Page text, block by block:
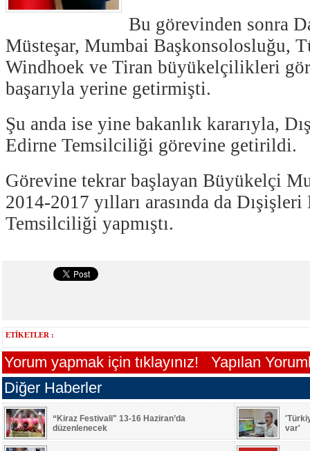
Bu görevinden sonra
Müsteşar, Mumbai Başkonsolosluğu,
Windhoek ve Tiran büyükelçilikleri
başarıyla yerine getirmişti.
Şu anda ise yine bakanlık kararıyla,
Edirne Temsilciliği görevine getirildi.
Görevine tekrar başlayan Büyükelçi
2014-2017 yılları arasında da Dışişleri
Temsilciliği yapmıştı.
ETİKETLER :
Yorum yapmak için tıklayınız!
Yapılan
Diğer Haberler
“Kiraz Festivali" 13-16 Haziran’da
düzenlenecek
var'